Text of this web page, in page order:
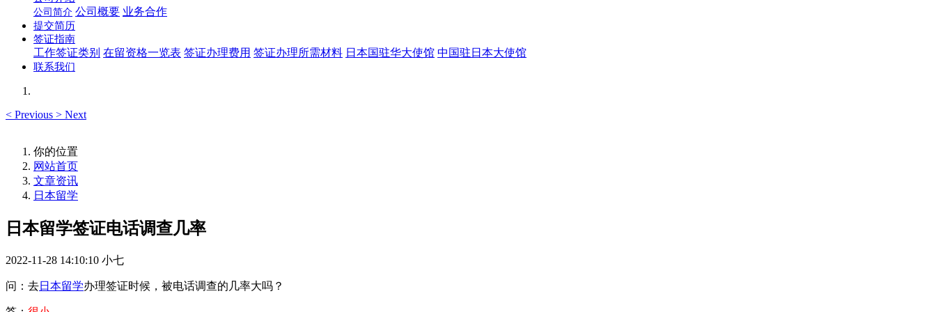
公司简介 公司概要 业务合作
提交简历
签证指南
工作签证类别 在留资格一览表 签证办理费用 签证办理所需材料 日本国驻华大使馆 中国驻日本大使馆
联系我们
< Previous > Next
你的位置
网站首页
文章资讯
日本留学
日本留学签证电话调查几率
2022-11-28 14:10:10 小七
问：去日本留学办理签证时候，被电话调查的几率大吗？